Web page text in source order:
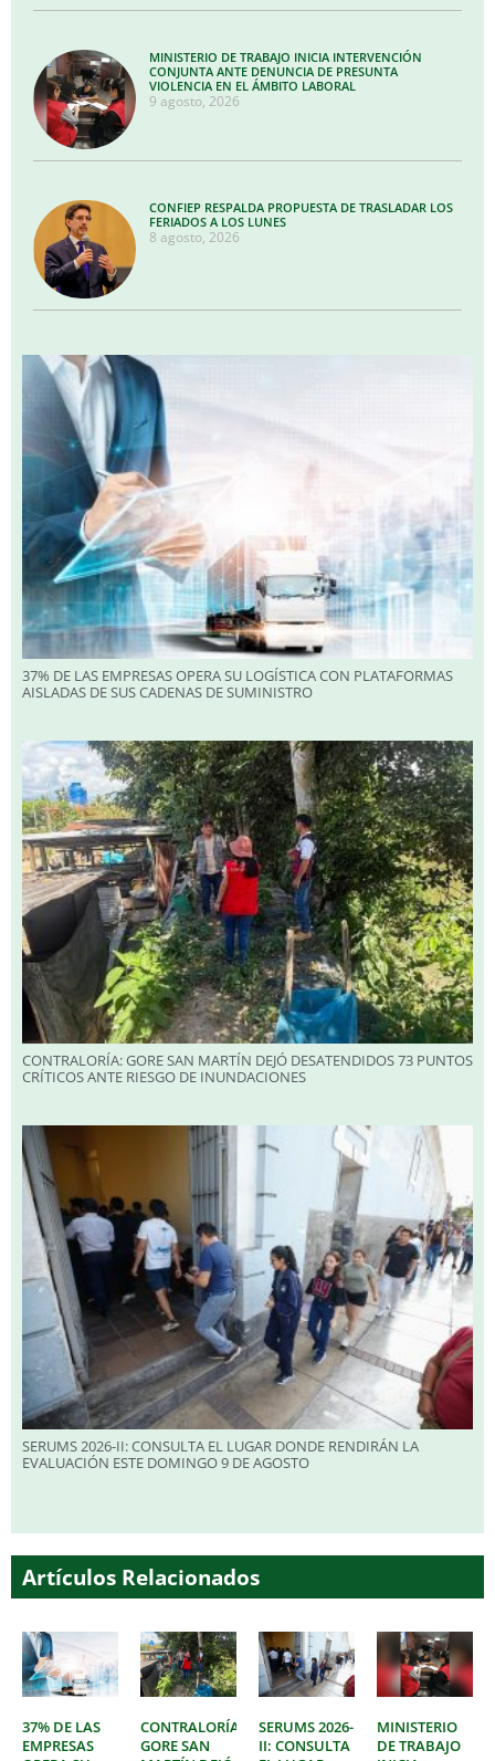
MINISTERIO DE TRABAJO INICIA INTERVENCIÓN
CONJUNTA ANTE DENUNCIA DE PRESUNTA
VIOLENCIA EN EL ÁMBITO LABORAL
9 agosto, 2026
CONFIEP RESPALDA PROPUESTA DE TRASLADAR LOS
FERIADOS A LOS LUNES
8 agosto, 2026
37% DE LAS EMPRESAS OPERA SU LOGÍSTICA CON PLATAFORMAS
AISLADAS DE SUS CADENAS DE SUMINISTRO
CONTRALORÍA: GORE SAN MARTÍN DEJÓ DESATENDIDOS 73 PUNTOS
CRÍTICOS ANTE RIESGO DE INUNDACIONES
SERUMS 2026-II: CONSULTA EL LUGAR DONDE RENDIRÁN LA
EVALUACIÓN ESTE DOMINGO 9 DE AGOSTO
Artículos Relacionados
37% DE LAS
EMPRESAS
CONTRALORÍA:
GORE SAN
SERUMS 2026-
II: CONSULTA
MINISTERIO
DE TRABAJO